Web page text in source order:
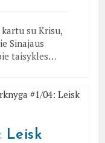
su Krisu,
Sinajaus
taisykles…
Leisk